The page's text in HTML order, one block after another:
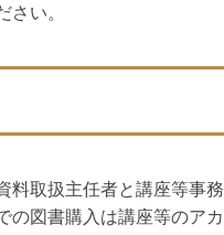
い。
料取扱主任者と講座等事務
の図書購入は講座等のアカ